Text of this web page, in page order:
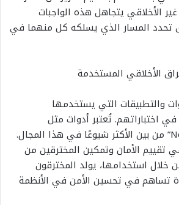
الأخلاقي يتجاهل هذه الواجبات
تحدد المسار الذي يسلكه كل منهما في
الأخلاقي المستخدمة
والتطبيقات التي يستخدمها
في اختباراتهم. تُعتبر أدوات مثل
“Metasploit” و”Nessus” من بين الأكثر شيوعًا في هذا المجال.
تقييم الأمان وتمكين المخترقين من
خلال استخدامها، يولد المخترقون
تساهم في تحسين الأمن في الأنظمة